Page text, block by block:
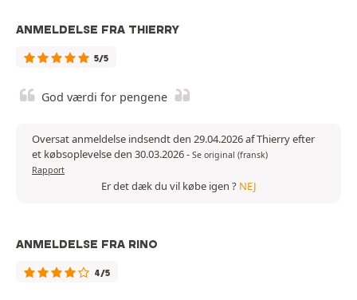
ANMELDELSE FRA THIERRY
5/5
God værdi for pengene
Oversat anmeldelse indsendt den 29.04.2026 af Thierry efter
et købsoplevelse den 30.03.2026- Se original (fransk)
Rapport
Er det dæk du vil købe igen ? NEJ
ANMELDELSE FRA RINO
4/5